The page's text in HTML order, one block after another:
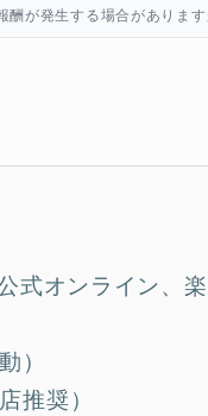
が発生する場合があります
オンライン、楽
）
推奨）